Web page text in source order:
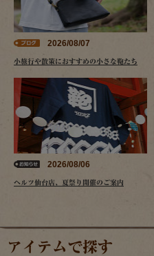
2026/08/07
小旅行や散策におすすめの小さな鞄たち
2026/08/06
ヘルツ仙台店、夏祭り開催のご案内
アイテムで探す